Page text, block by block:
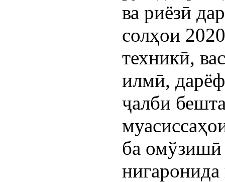
ва риёзӣ
солҳои
техникӣ,
илмӣ,
ҷалби
ба
нигаронида